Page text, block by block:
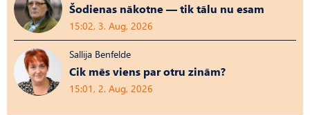
Šodienas nākotne — tik tālu nu esam
15:02, 3. Aug, 2026
Sallija Benfelde
Cik mēs viens par otru zinām?
15:01, 2. Aug, 2026